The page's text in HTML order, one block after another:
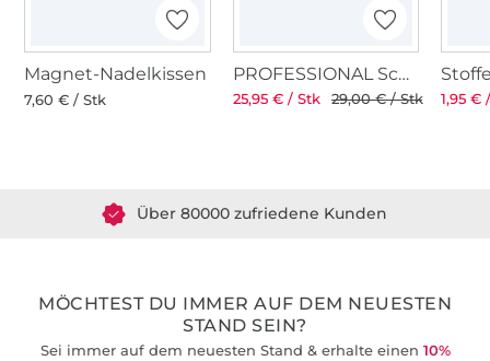
Magnet-Nadelkissen
7,60 € / Stk
PROFESSIONAL Schneiderschere 8" 21 cm
25,95 € / Stk 29,00 € / Stk 1,95 €
MÖCHTEST DU IMMER AUF DEM NEUESTEN
STAND SEIN?
Sei immer auf dem neuesten Stand & erhalte einen 10%